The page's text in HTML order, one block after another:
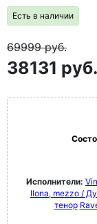
Есть в наличии
69999руб.
38131 руб.
Исполнители:
Ilona, mezzo /
тенор